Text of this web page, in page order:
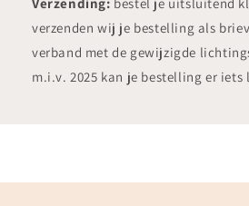
verzenden wij je bestelling als
verband met de gewijzigde
m.i.v. 2025 kan je bestelling er iets